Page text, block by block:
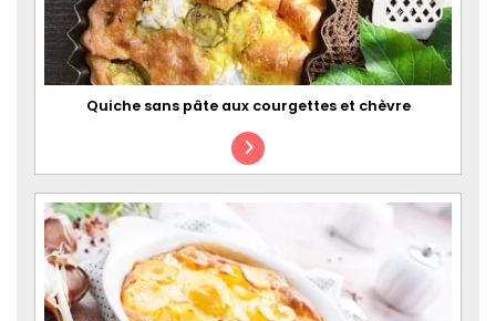
Quiche sans pâte aux courgettes et chèvre